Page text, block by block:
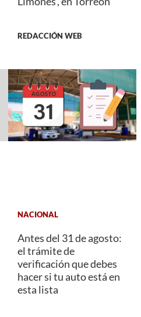
REDACCIÓN WEB
NACIONAL
Antes del 31 de agosto:
el trámite de
verificación que debes
hacer si tu auto está en
esta lista